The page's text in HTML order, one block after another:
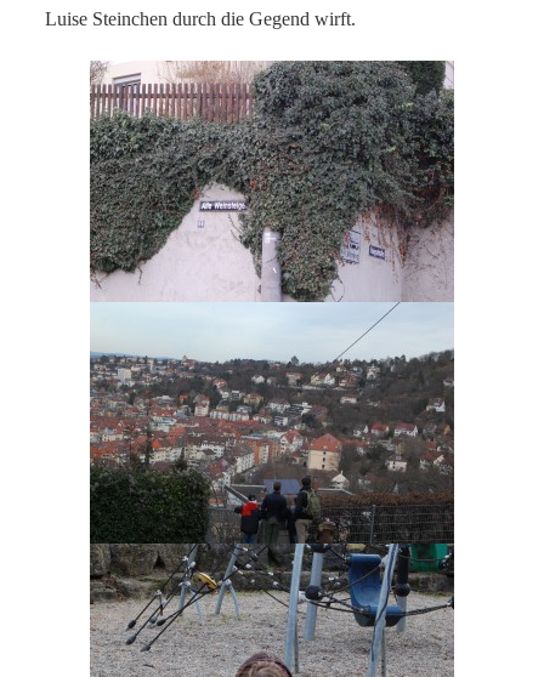
Luise Steinchen durch die Gegend wirft.